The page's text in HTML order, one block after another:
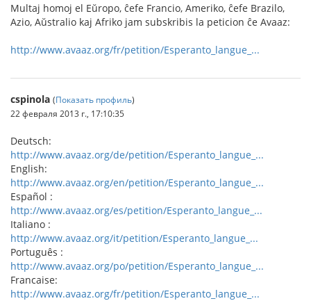
Multaj homoj el Eŭropo, ĉefe Francio, Ameriko, ĉefe Brazilo,
Azio, Aŭstralio kaj Afriko jam subskribis la peticion ĉe Avaaz:
http://www.avaaz.org/fr/petition/Esperanto_langue_...
cspinola (Показать профиль)
22 февраля 2013 г., 17:10:35
Deutsch:
http://www.avaaz.org/de/petition/Esperanto_langue_...
English:
http://www.avaaz.org/en/petition/Esperanto_langue_...
Español :
http://www.avaaz.org/es/petition/Esperanto_langue_...
Italiano :
http://www.avaaz.org/it/petition/Esperanto_langue_...
Português :
http://www.avaaz.org/po/petition/Esperanto_langue_...
Francaise:
http://www.avaaz.org/fr/petition/Esperanto_langue_...